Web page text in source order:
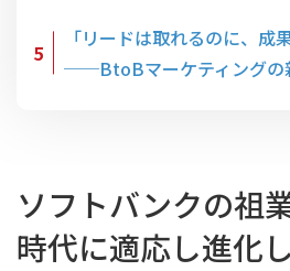
5
「リードは取れるのに、成
──BtoBマーケティングの
ソフトバンクの祖
時代に適応し進化